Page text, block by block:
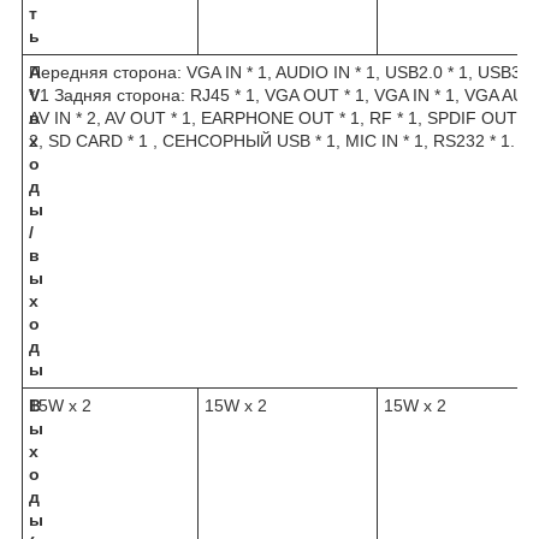
т
ь
A
V
в
х
о
д
ы
/
в
ы
х
о
д
ы
Передняя сторона: VGA IN * 1, AUDIO IN * 1, USB2.0 * 1,
* 1 Задняя сторона: RJ45 * 1, VGA OUT * 1, VGA IN * 1, VGA
AV IN * 2, AV OUT * 1, EARPHONE OUT * 1, RF * 1, SPDIF OUT *
2, SD CARD * 1 , СЕНСОРНЫЙ USB * 1, MIC IN * 1, RS232 * 1.
В
ы
х
о
д
ы
15W x 2 15W x 2 15W x 2